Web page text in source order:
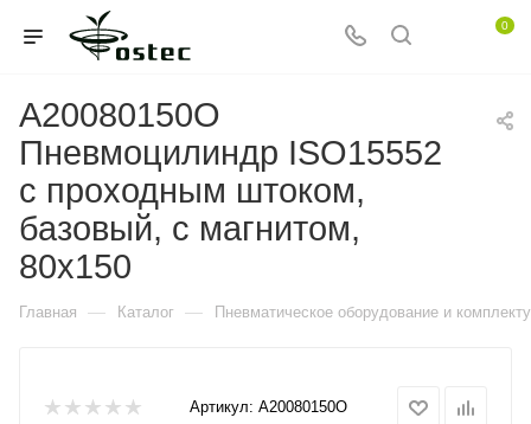
0
A20080150O
Пневмоцилиндр ISO15552
с проходным штоком,
базовый, с магнитом,
80x150
Главная — Каталог — Пневматическое оборудование и
Артикул: A20080150O